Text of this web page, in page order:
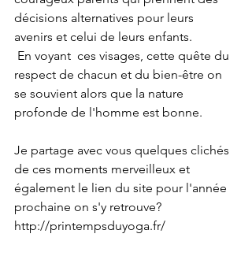
décisions alternatives pour leurs
avenirs et celui de leurs enfants.
respect de chacun et du bien-être on
se souvient alors que la nature
profonde de l'homme est bonne.
Je partage avec vous quelques clichés
de ces moments merveilleux et
également le lien du site pour l'année
prochaine on s'y retrouve?
http://printempsduyoga.fr/